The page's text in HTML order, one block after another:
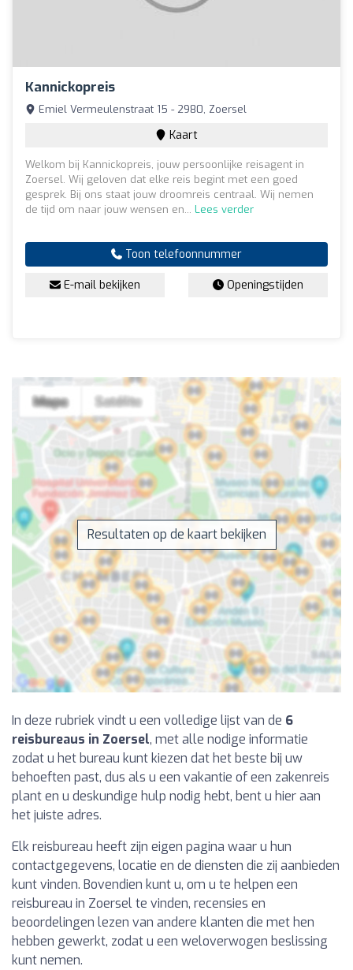
Kannickopreis
Emiel Vermeulenstraat 15 - 2980, Zoersel
Kaart
Welkom bij Kannickopreis, jouw persoonlijke reisagent in
Zoersel. Wij geloven dat elke reis begint met een goed
gesprek. Bij ons staat jouw droomreis centraal. Wij nemen
de tijd om naar jouw wensen en... Lees verder
Toon telefoonnummer
E-mail bekijken Openingstijden
Resultaten op de kaart bekijken
In deze rubriek vindt u een volledige lijst van de 6
reisbureaus in Zoersel, met alle nodige informatie
zodat u het bureau kunt kiezen dat het beste bij uw
behoeften past, dus als u een vakantie of een zakenreis
plant en u deskundige hulp nodig hebt, bent u hier aan
het juiste adres.
Elk reisbureau heeft zijn eigen pagina waar u hun
contactgegevens, locatie en de diensten die zij aanbieden
kunt vinden. Bovendien kunt u, om u te helpen een
reisbureau in Zoersel te vinden, recensies en
beoordelingen lezen van andere klanten die met hen
hebben gewerkt, zodat u een weloverwogen beslissing
kunt nemen.